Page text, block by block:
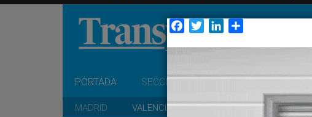
PORTADA SECCIONES
MADRID VALENCIA CATALUÑA
Facebook
TwitterLinkedIn